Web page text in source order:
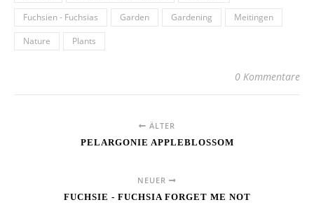
Fuchsien - Fuchsias
Garden Gardening
Meitingen
Nature
Plants
0 Kommentare
ÄLTER
PELARGONIE APPLEBLOSSOM
NEUER
FUCHSIE - FUCHSIA FORGET ME NOT